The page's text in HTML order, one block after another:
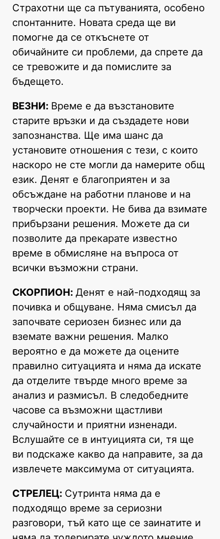
Страхотни ще са пътуванията, особено
спонтанните. Новата среда ще ви
помогне да се откъснете от
обичайните си проблеми, да спрете да
се тревожите и да помислите за
бъдещето.
ВЕЗНИ: Време е да възстановите
старите връзки и да създадете нови
запознанства. Ще има шанс да
установите отношения с тези, с които
наскоро не сте могли да намерите общ
език. Денят е благоприятен и за
обсъждане на работни планове и на
творчески проекти. Не бива да взимате
прибързани решения. Можете да си
позволите да прекарате известно
време в обмисляне на въпроса от
всички възможни страни.
СКОРПИОН: Денят е най-подходящ за
почивка и общуване. Няма смисъл да
започвате сериозен бизнес или да
вземате важни решения. Малко
вероятно е да можете да оцените
правилно ситуацията и няма да искате
да отделите твърде много време за
анализ и размисъл. В следобедните
часове са възможни щастливи
случайности и приятни изненади.
Вслушайте се в интуицията си, тя ще
ви подскаже какво да направите, за да
извлечете максимума от ситуацията.
СТРЕЛЕЦ: Сутринта няма да е
подходящо време за сериозни
разговори, тъй като ще се заинатите и